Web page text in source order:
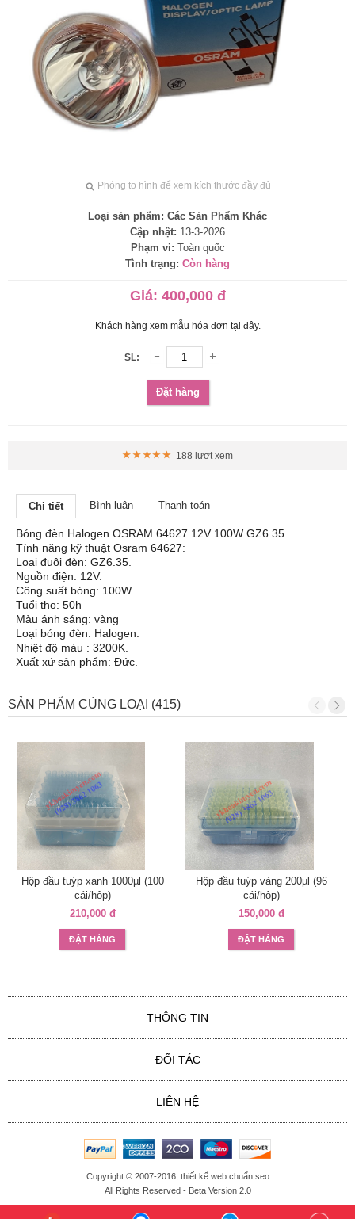
Phóng to hình để xem kích thước đầy đủ
Loại sản phẩm: Các Sản Phẩm Khác
Cập nhật: 13-3-2026
Phạm vi: Toàn quốc
Tình trạng: Còn hàng
Giá: 400,000 đ
Khách hàng xem mẫu hóa đơn tại đây.
SL:
Đặt hàng
188 lượt xem
Chi tiết Bình luận Thanh toán
Bóng đèn Halogen OSRAM 64627 12V 100W GZ6.35
Tính năng kỹ thuật Osram 64627:
Loại đuôi đèn: GZ6.35.
Nguồn điện: 12V.
Công suất bóng: 100W.
Tuổi thọ: 50h
Màu ánh sáng: vàng
Loại bóng đèn: Halogen.
Nhiệt độ màu : 3200K.
Xuất xứ sản phẩm: Đức.
SẢN PHẨM CÙNG LOẠI (415)
Hộp đầu tuýp xanh 1000µl (100
cái/hộp)
210,000 đ
ĐẶT HÀNG
Hộp đầu tuýp vàng 200µl (96
cái/hộp)
150,000 đ
ĐẶT HÀNG
THÔNG TIN
ĐỐI TÁC
LIÊN HỆ
Copyright © 2007-2016, thiết kế web chuẩn seo
All Rights Reserved - Beta Version 2.0